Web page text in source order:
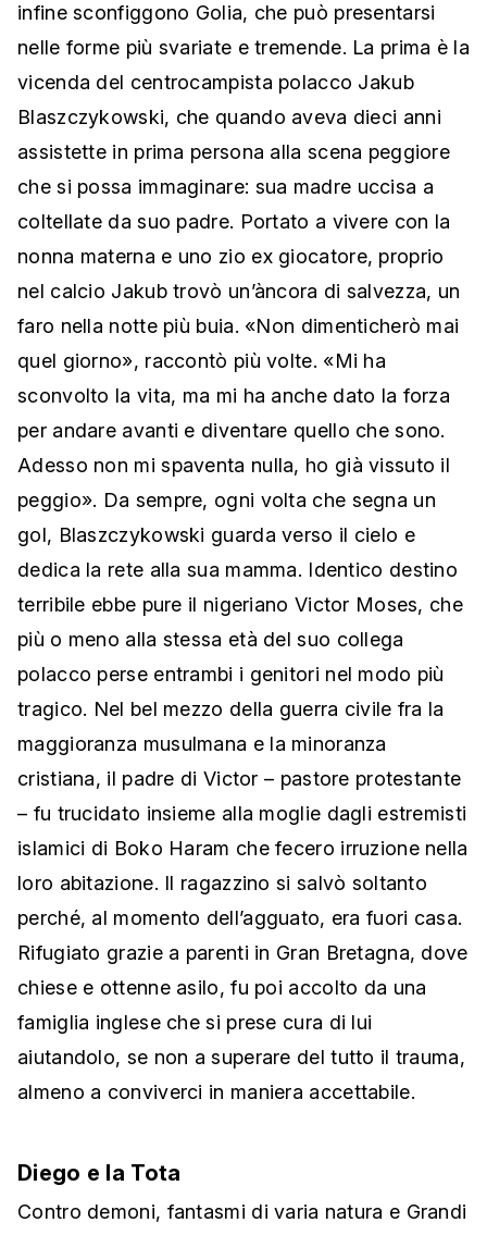
infine sconfiggono Golia, che può presentarsi
nelle forme più svariate e tremende. La prima è la
vicenda del centrocampista polacco Jakub
Blaszczykowski, che quando aveva dieci anni
assistette in prima persona alla scena peggiore
che si possa immaginare: sua madre uccisa a
coltellate da suo padre. Portato a vivere con la
nonna materna e uno zio ex giocatore, proprio
nel calcio Jakub trovò un’àncora di salvezza, un
faro nella notte più buia. «Non dimenticherò mai
quel giorno», raccontò più volte. «Mi ha
sconvolto la vita, ma mi ha anche dato la forza
per andare avanti e diventare quello che sono.
Adesso non mi spaventa nulla, ho già vissuto il
peggio». Da sempre, ogni volta che segna un
gol, Blaszczykowski guarda verso il cielo e
dedica la rete alla sua mamma. Identico destino
terribile ebbe pure il nigeriano Victor Moses, che
più o meno alla stessa età del suo collega
polacco perse entrambi i genitori nel modo più
tragico. Nel bel mezzo della guerra civile fra la
maggioranza musulmana e la minoranza
cristiana, il padre di Victor – pastore protestante
– fu trucidato insieme alla moglie dagli estremisti
islamici di Boko Haram che fecero irruzione nella
loro abitazione. Il ragazzino si salvò soltanto
perché, al momento dell’agguato, era fuori casa.
Rifugiato grazie a parenti in Gran Bretagna, dove
chiese e ottenne asilo, fu poi accolto da una
famiglia inglese che si prese cura di lui
aiutandolo, se non a superare del tutto il trauma,
almeno a conviverci in maniera accettabile.
Diego e la Tota
Contro demoni, fantasmi di varia natura e Grandi